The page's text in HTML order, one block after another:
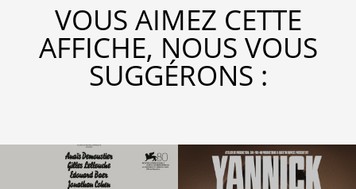
VOUS AIMEZ CETTE
AFFICHE, NOUS VOUS
SUGGÉRONS :